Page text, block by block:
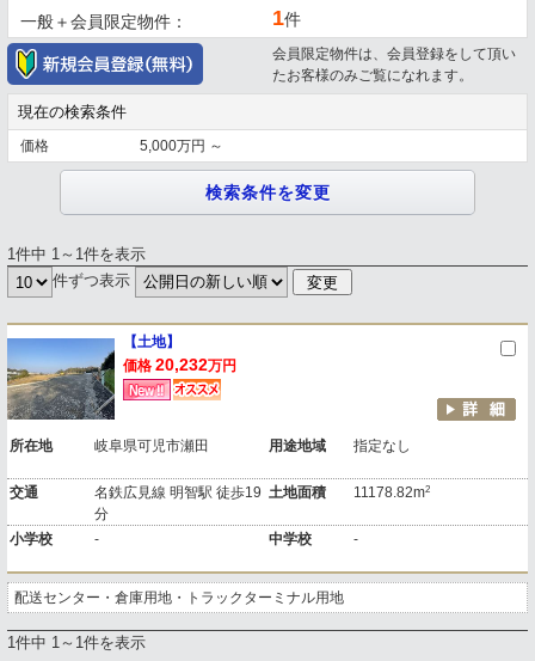
一般＋会員限定物件：
1件
会員限定物件は、会員登録をして頂い
たお客様のみご覧になれます。
現在の検索条件
価格 5,000万円 ～
1件中 1～1件を表示
件ずつ表示
【土地】
価格 20,232万円
所在地 岐阜県可児市瀬田 用途地域 指定なし
交通
名鉄広見線 明智駅 徒歩19
分
土地面積 11178.82m2
小学校 - 中学校 -
配送センター・倉庫用地・トラックターミナル用地
1件中 1～1件を表示